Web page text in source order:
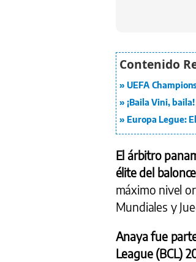
UEFA
¡Baila Vini,
Europa Legue:
El árbitro
élite del
máximo nivel
Mundiales y
Anaya fue
League (BCL)